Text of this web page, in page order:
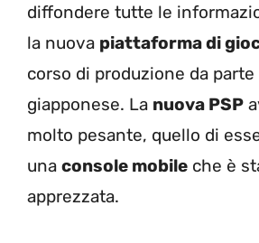
diffondere tutte le
la nuova piattaforma di
corso di produzione da parte
giapponese. La nuova PSP
molto pesante, quello di
una console mobile che è
apprezzata.